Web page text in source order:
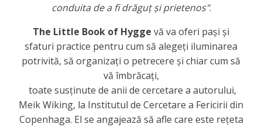
conduita de a fi drăguț și prietenos".
The Little Book of Hygge vă va oferi pași și
sfaturi practice pentru cum să alegeți iluminarea
potrivită, să organizați o petrecere și chiar cum să
vă îmbrăcați,
toate susținute de anii de cercetare a autorului,
Meik Wiking, la Institutul de Cercetare a Fericirii din
Copenhaga. El se angajează să afle care este rețeta